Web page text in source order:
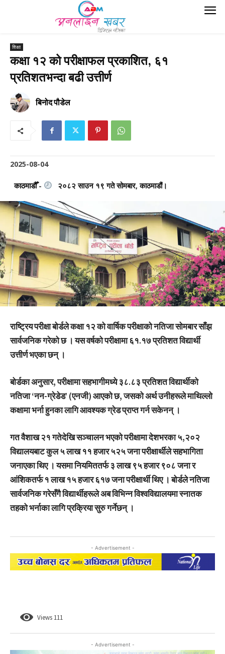
शिक्षा
कक्षा १२ को परीक्षाफल प्रकाशित, ६१
प्रतिशतभन्दा बढी उत्तीर्ण
बिनोद पौडेल
2025-08-04
काठमाडौँ - २०८२ साउन १९ गते सोमबार, काठमाडौं।
राष्ट्रिय परीक्षा बोर्डले कक्षा १२ को वार्षिक परीक्षाको नतिजा सोमबार साँझ
सार्वजनिक गरेको छ । यस वर्षको परीक्षामा ६१.१७ प्रतिशत विद्यार्थी
उत्तीर्ण भएका छन् ।
बोर्डका अनुसार, परीक्षामा सहभागीमध्ये ३८.८३ प्रतिशत विद्यार्थीको
नतिजा ‘नन-ग्रेडेड’ (एनजी) आएको छ, जसको अर्थ उनीहरूले माथिल्लो
कक्षामा भर्ना हुनका लागि आवश्यक ग्रेड प्राप्त गर्न सकेनन् ।
गत वैशाख २१ गतेदेखि सञ्चालन भएको परीक्षामा देशभरका ५,२०२
विद्यालयबाट कुल ५ लाख ११ हजार ५२५ जना परीक्षार्थीले सहभागिता
जनाएका थिए । यसमा नियमिततर्फ ३ लाख ९५ हजार ९०८ जना र
आंशिकतर्फ १ लाख १५ हजार ६१७ जना परीक्षार्थी थिए । बोर्डले नतिजा
सार्वजनिक गरेसँगै विद्यार्थीहरूले अब विभिन्न विश्वविद्यालयमा स्नातक
तहको भर्नाका लागि प्रक्रिया सुरु गर्नेछन् ।
- Advertisement -
Views 111
- Advertisement -